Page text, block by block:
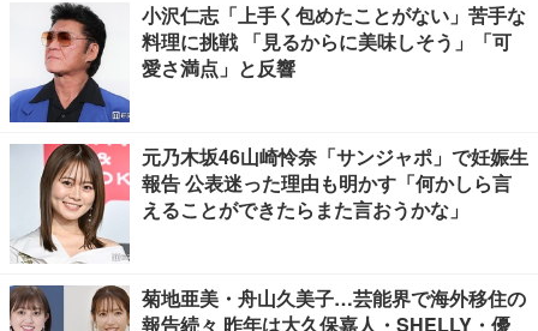
小沢仁志「上手く包めたことがない」苦手な
料理に挑戦 「見るからに美味しそう」「可
愛さ満点」と反響
元乃木坂46山崎怜奈「サンジャポ」で妊娠生
報告 公表迷った理由も明かす「何かしら言
えることができたらまた言おうかな」
菊地亜美・舟山久美子…芸能界で海外移住の
報告続々 昨年は大久保嘉人・SHELLY・優